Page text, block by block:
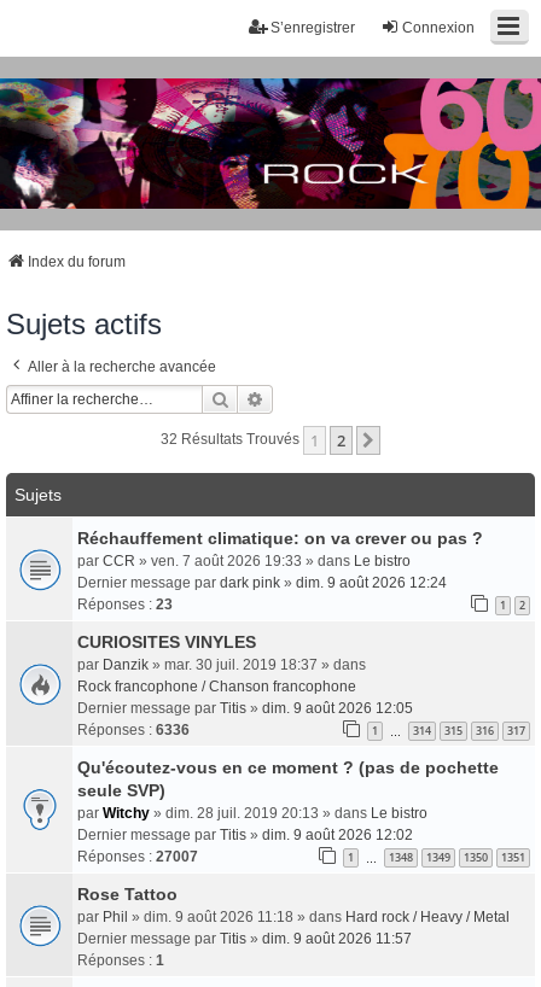
Connexion
S’enregistrer
Index du forum
Sujets actifs
Aller à la recherche avancée
Rechercher
32 Résultats Trouvés 1 2
Sujets
Réchauffement climatique: on va crever ou pas ?
par CCR » ven. 7 août 2026 19:33 » dans Le bistro
Dernier message par dark pink » dim. 9 août 2026 12:24
Réponses : 23 1 2
CURIOSITES VINYLES
par Danzik » mar. 30 juil. 2019 18:37 » dans
Rock francophone / Chanson francophone
Dernier message par Titis » dim. 9 août 2026 12:05
Réponses : 6336 1 314 315 316 317
Qu'écoutez-vous en ce moment ? (pas de pochette
seule SVP)
par Witchy » dim. 28 juil. 2019 20:13 » dans Le bistro
Dernier message par Titis » dim. 9 août 2026 12:02
Réponses : 27007 1 1348 1349 1350 1351
Rose Tattoo
par Phil » dim. 9 août 2026 11:18 » dans Hard rock / Heavy / Metal
Dernier message par Titis » dim. 9 août 2026 11:57
Réponses : 1